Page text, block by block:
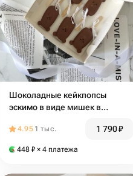
Шоколадные кейкпопсы
эскимо в виде мишек в
4.95 1 тыс. 1 790₽
448 ₽ × 4 платежа